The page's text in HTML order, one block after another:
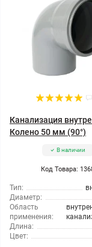
Канализация
Колено 50 мм (90°)
В наличии
Код Товара:
Тип:
Диаметр:
Область
применения:
Длина:
Цвет: